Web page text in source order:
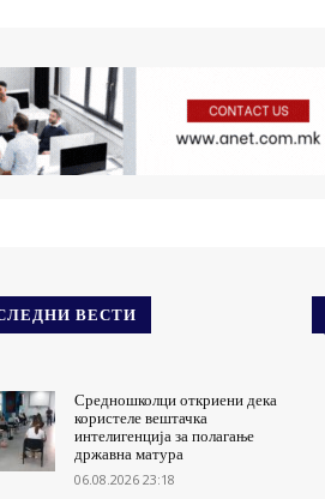
ВЕСТИ
Средношколци откриени дека
користеле вештачка
интелигенција за полагање
државна матура
06.08.2026 23:18